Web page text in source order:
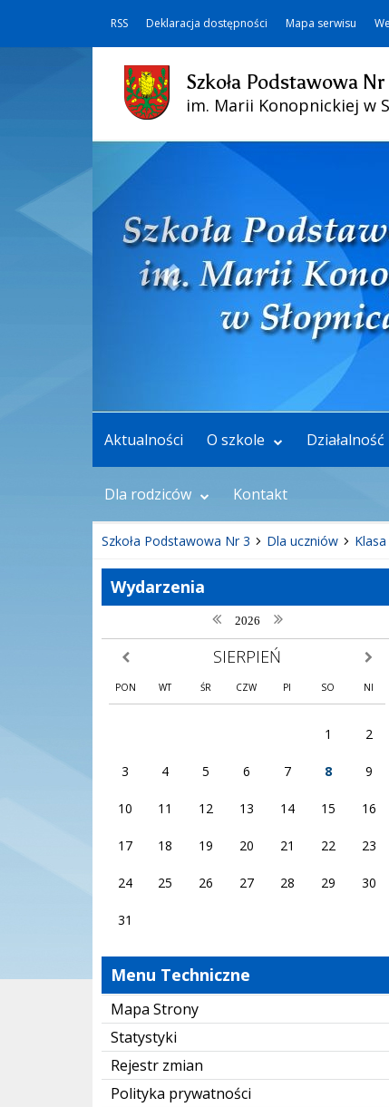
RSS Deklaracja dostępności Mapa serwisu
Szkoła Podstawowa Nr
im. Marii Konopnickiej w
Aktualności O szkole Działalność
Dla rodziców Kontakt
Szkoła Podstawowa Nr 3 Dla uczniów Klasa
Wydarzenia
poprzedni rok
2026 następny rok
poprzedni miesiąc SIERPIEŃ
PON WT ŚR CZW PI SO NI
1 2
3 4 5 6 7 8 9
10 11 12 13 14 15 16
17 18 19 20 21 22 23
24 25 26 27 28 29 30
31
Menu Techniczne
Mapa Strony
Statystyki
Rejestr zmian
Polityka prywatności